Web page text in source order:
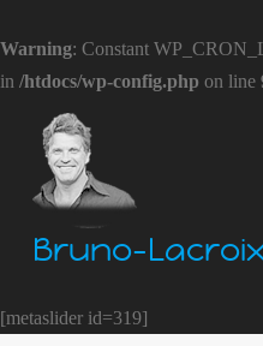
Warning: Constant
in /htdocs/wp-config.php on line
Bruno-
[metaslider id=319]